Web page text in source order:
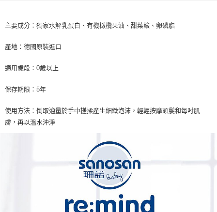
※ 交易是否成功請以「AFTEE先享後付 」之結帳頁面顯示為準，若有關於
客戶支援中心」https://netprotections.freshdesk.com/support/home
１．透過由恩沛科技股份有限公司提供之「AFTEE先享後付」服務完成之交
權轉讓予恩沛科技股份有限公司。
３．未成年的使用者請事先徵得法定代理人或監護人之同意方可使用
「AFTEE先享後付」，若未經同意申辦者引起之損失，本公司不負相關責
時審查核予不同之上限額度；若仍有額度不足之情形，本公司將視審查結果
５．嚴禁一人註冊多個帳號或使用他人資訊註冊。若發現惡意使用之情形，
恩沛科技股份有限公司將有權停止該用戶之使用額度並採取法律行動。
付款後7-11取貨
每筆NT$100，滿NT$590(含以上)免運費
離島宅配
主要成分：獨家水解乳蛋白、有機橄欖果油、甜菜鹼、卵磷脂
產地：德國原裝進口
適用歲段：0歲以上
保存期限：5年
使用方法：倒取適量於手中搓揉產生細緻泡沫，輕輕按摩頭髮和每吋肌
膚，再以溫水沖淨